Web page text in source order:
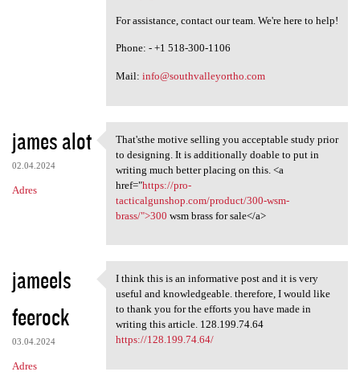
For assistance, contact our team. We're here to help!
Phone: - +1 518-300-1106
Mail: info@southvalleyortho.com
james alot
02.04.2024
Adres
That'sthe motive selling you
That'sthe motive selling you acceptable study prior
to designing. It is additionally doable to put in
writing much better placing on this. <a
href="https://pro-
tacticalgunshop.com/product/300-wsm-
brass/">300 wsm brass for sale</a>
jameels
feerock
03.04.2024
Adres
I think this is an
I think this is an informative post and it is very
useful and knowledgeable. therefore, I would like
to thank you for the efforts you have made in
writing this article. 128.199.74.64
https://128.199.74.64/